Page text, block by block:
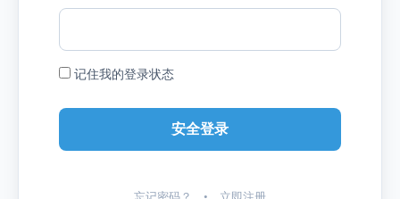
记住我的登录状态